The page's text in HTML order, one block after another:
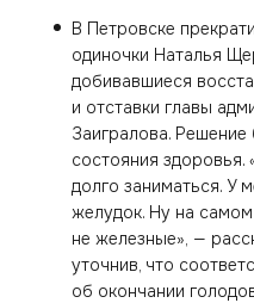
В Петровске
одиночки Наталья
добивавшиеся
и отставки главы
Заигралова.
состояния
долго заниматься. У
желудок. Ну на
не железные», —
уточнив, что
об окончании